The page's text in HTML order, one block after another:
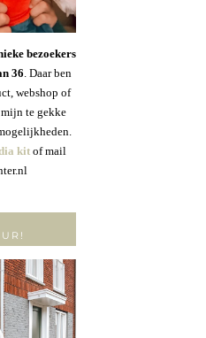
bezoekers
36. Daar ben
webshop of
te gekke
kit of mail